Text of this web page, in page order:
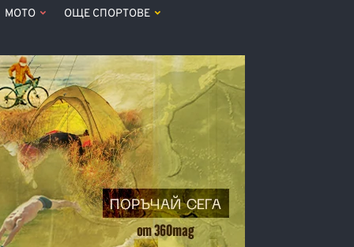
МОТО ОЩЕ СПОРТОВЕ